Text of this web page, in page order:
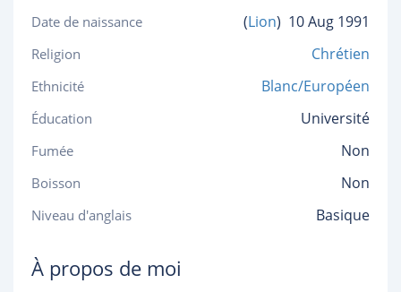
Date de naissance (Lion) 10 Aug 1991
Religion Chrétien
Ethnicité Blanc/Européen
Éducation Université
Fumée Non
Boisson Non
Niveau d'anglais Basique
À propos de moi